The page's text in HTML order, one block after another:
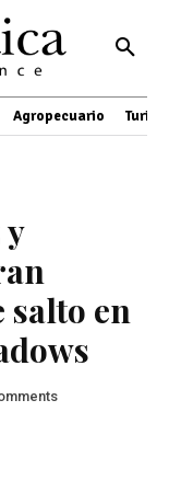
Agropecuario
salto en